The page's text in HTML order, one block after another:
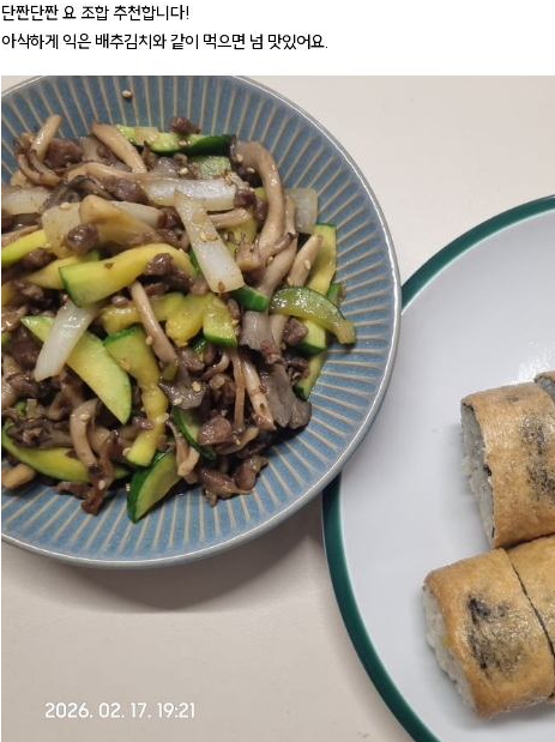
단짠단짠 요 조합 추천합니다!
아삭하게 익은 배추김치와 같이 먹으면 넘 맛있어요.